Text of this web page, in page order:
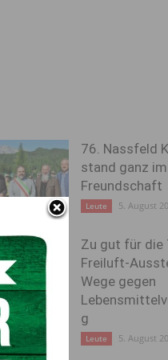
76. Nassfeld
stand ganz
Freundschaft
Leute 5. August
Zu gut für die
Freiluft-
Wege gegen
g
Leute 5. August